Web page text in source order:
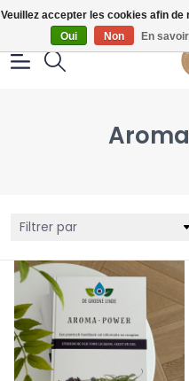
Gratis
Filtrer par
Veuillez accepter les cookies afin
Oui
Non En